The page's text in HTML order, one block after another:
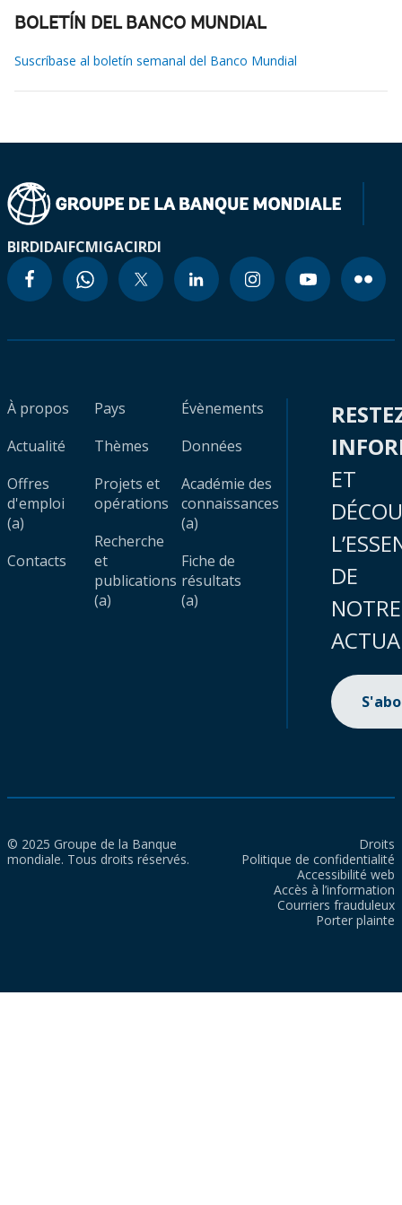
BOLETÍN DEL BANCO MUNDIAL
Suscríbase al boletín semanal del Banco Mundial
BIRDIDAIFCMIGACIRDI
À propos
Actualité
Offres
d'emploi
(a)
Contacts
Pays
Thèmes
Projets et
opérations
Recherche
et
publications
(a)
Évènements
Données
Académie des
connaissances
(a)
Fiche de
résultats
(a)
ET
DE
NOTRE
© 2025 Groupe de la Banque
mondiale. Tous droits réservés.
Droits
Politique de confidentialité
Accessibilité web
Accès à l’information
Courriers frauduleux
Porter plainte